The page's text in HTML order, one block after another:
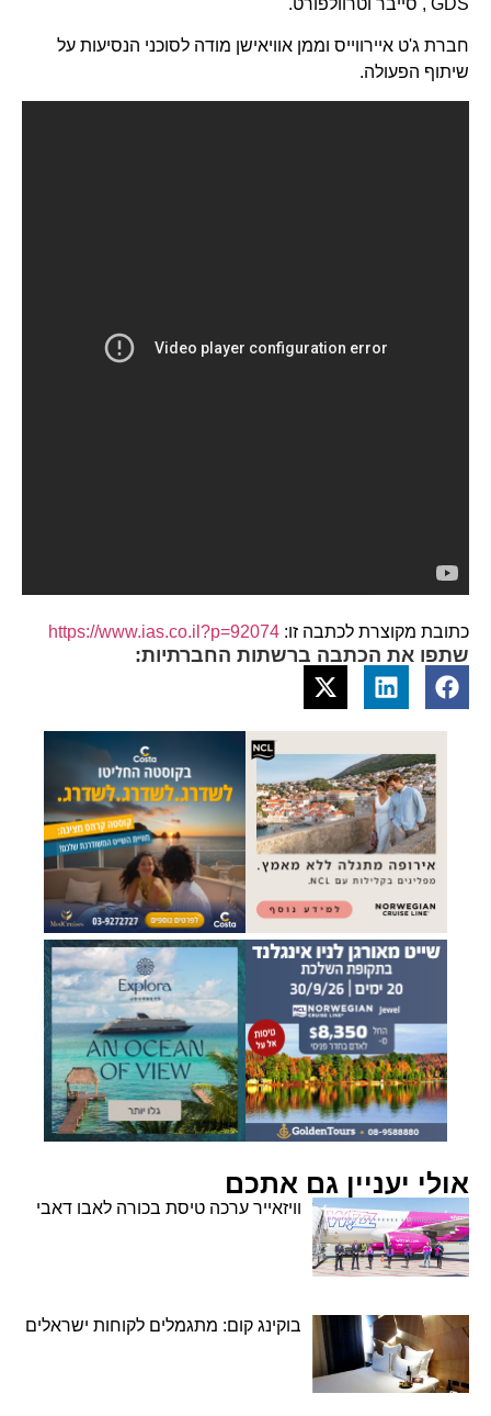
חברת ג'ט איירווייס וממן אוויאישן מודה לסוכני הנסיעות על
שיתוף הפעולה.
כתובת מקוצרת לכתבה זו: https://www.ias.co.il?p=92074
שתפו את הכתבה ברשתות החברתיות:
אולי יעניין גם אתכם
וויזאייר ערכה טיסת בכורה לאבו דאבי
בוקינג קום: מתגמלים לקוחות ישראלים